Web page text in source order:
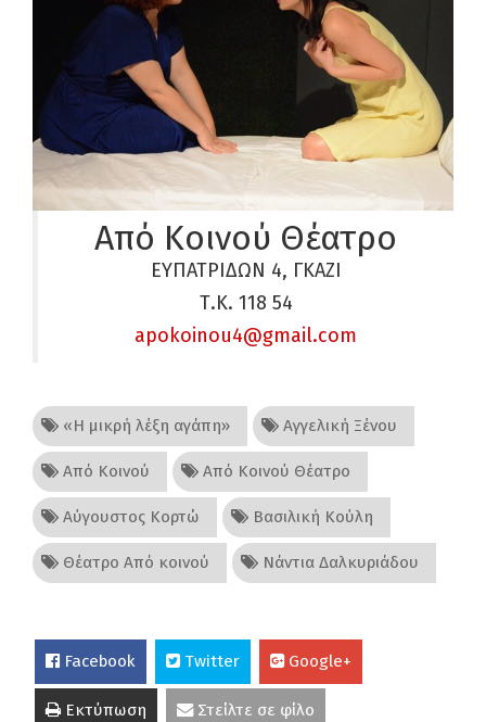
Από Κοινού Θέατρο
ΕΥΠΑΤΡΙΔΩΝ 4, ΓΚΑΖΙ
Τ.Κ. 118 54
apokoinou4@gmail.com
«Η μικρή λέξη αγάπη» Αγγελική Ξένου
Από Κοινού Από Κοινού Θέατρο
Αύγουστος Κορτώ Βασιλική Κούλη
Θέατρο Από κοινού Νάντια Δαλκυριάδου
Facebook Twitter Google+
Εκτύπωση Στείλτε σε φίλο